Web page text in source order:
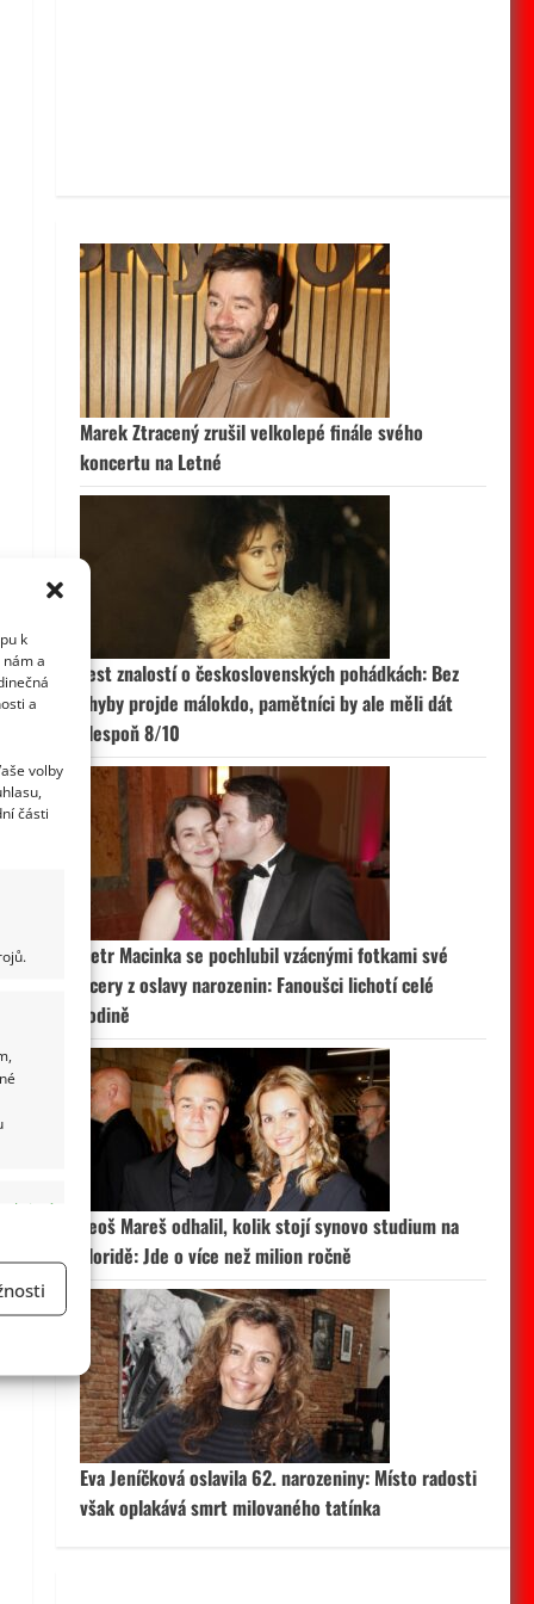
k
a
a
volby
části
aktivní
Marek Ztracený zrušil velkolepé finále svého
koncertu na Letné
Test znalostí o československých pohádkách: Bez
chyby projde málokdo, pamětníci by ale měli dát
alespoň 8/10
Petr Macinka se pochlubil vzácnými fotkami své
dcery z oslavy narozenin: Fanoušci lichotí celé
rodině
Leoš Mareš odhalil, kolik stojí synovo studium na
Floridě: Jde o více než milion ročně
Eva Jeníčková oslavila 62. narozeniny: Místo radosti
však oplakává smrt milovaného tatínka